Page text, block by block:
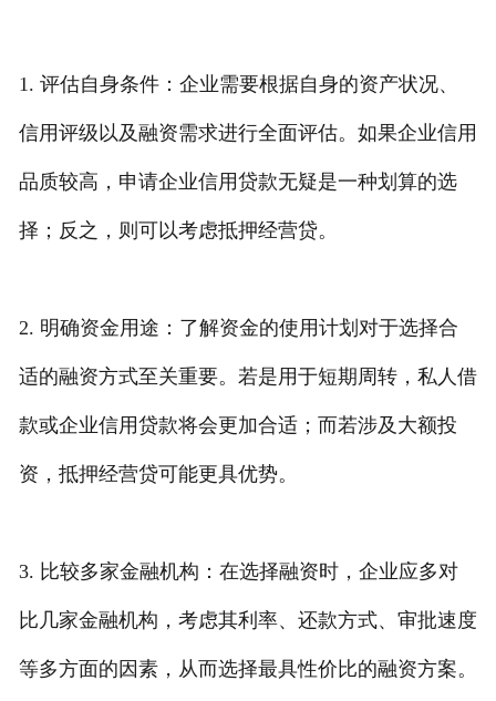
1. 评估自身条件：企业需要根据自身的资产状况、
信用评级以及融资需求进行全面评估。如果企业信用
品质较高，申请企业信用贷款无疑是一种划算的选
择；反之，则可以考虑抵押经营贷。
2. 明确资金用途：了解资金的使用计划对于选择合
适的融资方式至关重要。若是用于短期周转，私人借
款或企业信用贷款将会更加合适；而若涉及大额投
资，抵押经营贷可能更具优势。
3. 比较多家金融机构：在选择融资时，企业应多对
比几家金融机构，考虑其利率、还款方式、审批速度
等多方面的因素，从而选择最具性价比的融资方案。